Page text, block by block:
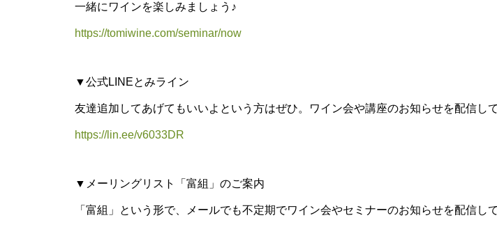
一緒にワインを楽しみましょう♪
https://tomiwine.com/seminar/now
▼公式LINEとみライン
友達追加してあげてもいいよという方はぜひ。ワイン会や講座のお知らせを配信して
https://lin.ee/v6033DR
▼メーリングリスト「富組」のご案内
「富組」という形で、メールでも不定期でワイン会やセミナーのお知らせを配信し